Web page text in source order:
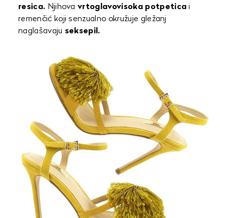
resica. Njihovavrtoglavovisoka potpetica i
remenčić koji senzualno okružuje gležanj
naglašavaju seksepil.